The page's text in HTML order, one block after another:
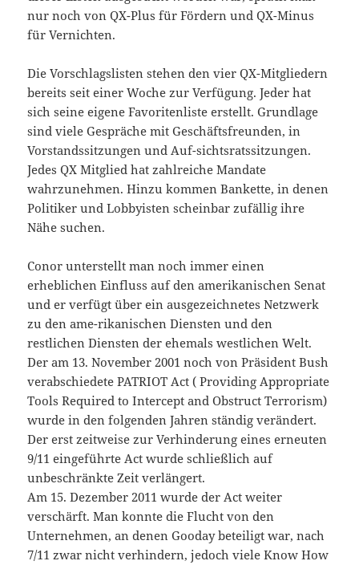
nur noch von QX-Plus für Fördern und QX-Minus
für Vernichten.
Die Vorschlagslisten stehen den vier QX-Mitgliedern
bereits seit einer Woche zur Verfügung. Jeder hat
sich seine eigene Favoritenliste erstellt. Grundlage
sind viele Gespräche mit Geschäftsfreunden, in
Vorstandssitzungen und Auf-sichtsratssitzungen.
Jedes QX Mitglied hat zahlreiche Mandate
wahrzunehmen. Hinzu kommen Bankette, in denen
Politiker und Lobbyisten scheinbar zufällig ihre
Nähe suchen.
Conor unterstellt man noch immer einen
erheblichen Einfluss auf den amerikanischen Senat
und er verfügt über ein ausgezeichnetes Netzwerk
zu den ame-rikanischen Diensten und den
restlichen Diensten der ehemals westlichen Welt.
Der am 13. November 2001 noch von Präsident Bush
verabschiedete PATRIOT Act ( Providing Appropriate
Tools Required to Intercept and Obstruct Terrorism)
wurde in den folgenden Jahren ständig verändert.
Der erst zeitweise zur Verhinderung eines erneuten
9/11 eingeführte Act wurde schließlich auf
unbeschränkte Zeit verlängert.
Am 15. Dezember 2011 wurde der Act weiter
verschärft. Man konnte die Flucht von den
Unternehmen, an denen Gooday beteiligt war, nach
7/11 zwar nicht verhindern, jedoch viele Know How